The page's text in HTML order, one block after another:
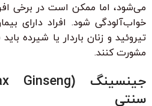
می‌شود، اما ممکن است در برخی
خواب‌آلودگی شود. افراد دارای
تیروئید و زنان باردار یا شیرده
مشورت کنند.
سنتی